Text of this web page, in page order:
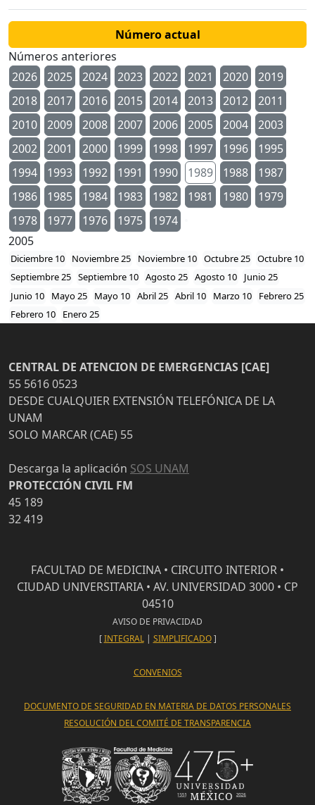
Número actual
Números anteriores
2026
2025 2024 2023 2022 2021 2020
2019
2018
2017 2016 2015 2014 2013 2012
2011
2010
2009 2008 2007 2006 2005 2004
2003
2002
2001 2000 1999 1998 1997 1996
1995
1994
1993 1992 1991 1990 1989 1988
1987
1986
1985 1984 1983 1982 1981 1980
1979
1978
1977 1976 1975
1974
2005
Diciembre 10 Noviembre 25 Noviembre 10 Octubre 25 Octubre 10
Septiembre 25 Septiembre 10 Agosto 25 Agosto 10
Junio 25
Junio 10
Mayo 25 Mayo 10 Abril 25 Abril 10 Marzo 10
Febrero 25
Febrero 10
Enero 25
CENTRAL DE ATENCION DE EMERGENCIAS [CAE]
55 5616 0523
DESDE CUALQUIER EXTENSIÓN TELEFÓNICA DE LA
UNAM
SOLO MARCAR (CAE) 55
Descarga la aplicación SOS UNAM
PROTECCIÓN CIVIL FM
45 189
32 419
FACULTAD DE MEDICINA • CIRCUITO INTERIOR •
CIUDAD UNIVERSITARIA • AV. UNIVERSIDAD 3000 • CP
04510
AVISO DE PRIVACIDAD
[INTEGRAL| SIMPLIFICADO]
CONVENIOS
DOCUMENTO DE SEGURIDAD EN MATERIA DE DATOS PERSONALES
RESOLUCIÓN DEL COMITÉ DE TRANSPARENCIA